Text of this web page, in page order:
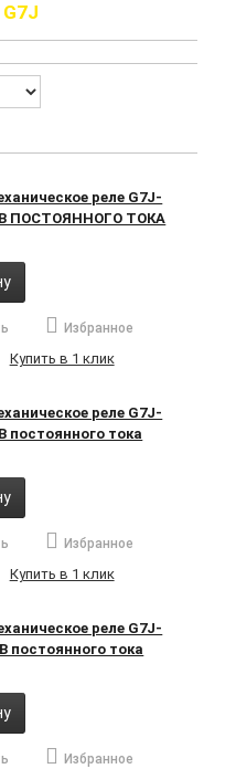
реле G7J-
В ПОСТОЯННОГО ТОКА
Избранное
Купить в 1 клик
реле G7J-
постоянного тока
Избранное
Купить в 1 клик
реле G7J-
постоянного тока
Избранное